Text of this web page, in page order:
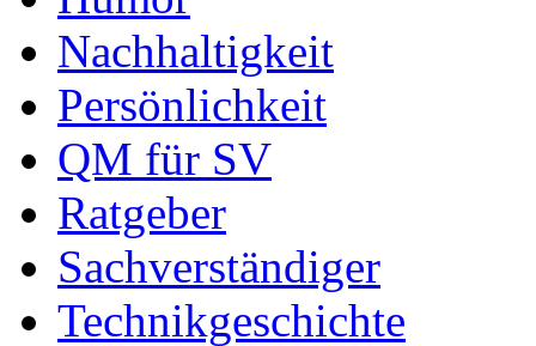
Nachhaltigkeit
Persönlichkeit
QM für SV
Ratgeber
Sachverständiger
Technikgeschichte